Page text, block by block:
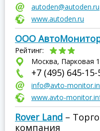
autoden@autoden.ru
www.autoden.ru
ООО
Рейтинг:
Москва, Парковая
+7 (495) 645-
info@avto-
www.avto-
Rover Land –
компания